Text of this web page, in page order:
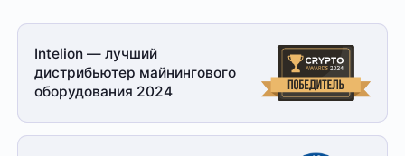
Intelion — лучший
дистрибьютер майнингового
оборудования 2024